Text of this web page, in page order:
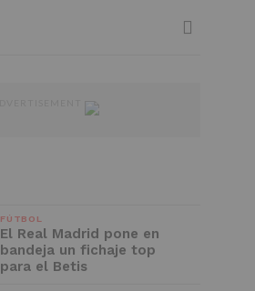
FÚTBOL
El Real Madrid pone en
bandeja un fichaje top
para el Betis